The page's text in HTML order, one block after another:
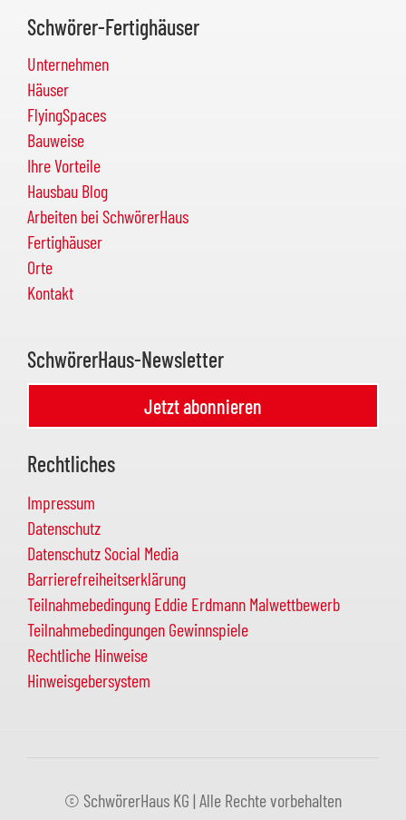
Schwörer-Fertighäuser
Unternehmen
Häuser
FlyingSpaces
Bauweise
Ihre Vorteile
Hausbau Blog
Arbeiten bei SchwörerHaus
Fertighäuser
Orte
Kontakt
SchwörerHaus-Newsletter
Jetzt abonnieren
Rechtliches
Impressum
Datenschutz
Datenschutz Social Media
Barrierefreiheitserklärung
Teilnahmebedingung Eddie Erdmann Malwettbewerb
Teilnahmebedingungen Gewinnspiele
Rechtliche Hinweise
Hinweisgebersystem
© SchwörerHaus KG | Alle Rechte vorbehalten